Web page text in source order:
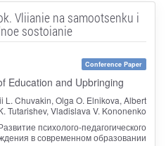
Vliianie na samootsenku i
sostoianie
Conference Paper
Education and Upbringing
L. Chuvakin, Olga O. Elnikova, Albert
Tutarishev, Vladislava V. Kononenko
психолого-педагогического
в современном образовании